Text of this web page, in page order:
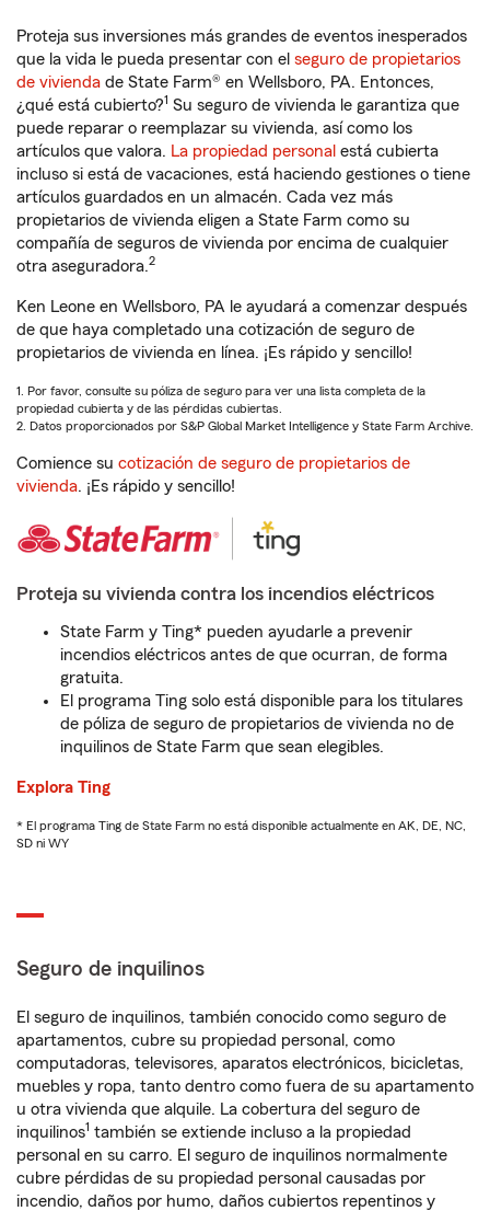
Proteja sus inversiones más grandes de eventos inesperados
que la vida le pueda presentar con el seguro de propietarios
de vivienda de State Farm® en Wellsboro, PA. Entonces,
¿qué está cubierto?1 Su seguro de vivienda le garantiza que
puede reparar o reemplazar su vivienda, así como los
artículos que valora. La propiedad personal está cubierta
incluso si está de vacaciones, está haciendo gestiones o tiene
artículos guardados en un almacén. Cada vez más
propietarios de vivienda eligen a State Farm como su
compañía de seguros de vivienda por encima de cualquier
otra aseguradora.2
Ken Leone en Wellsboro, PA le ayudará a comenzar después
de que haya completado una cotización de seguro de
propietarios de vivienda en línea. ¡Es rápido y sencillo!
1. Por favor, consulte su póliza de seguro para ver una lista completa de la
propiedad cubierta y de las pérdidas cubiertas.
2. Datos proporcionados por S&P Global Market Intelligence y State Farm Archive.
Comience su cotización de seguro de propietarios de
vivienda. ¡Es rápido y sencillo!
Proteja su vivienda contra los incendios eléctricos
State Farm y Ting* pueden ayudarle a prevenir
incendios eléctricos antes de que ocurran, de forma
gratuita.
El programa Ting solo está disponible para los titulares
de póliza de seguro de propietarios de vivienda no de
inquilinos de State Farm que sean elegibles.
Explora Ting
* El programa Ting de State Farm no está disponible actualmente en AK, DE, NC,
SD ni WY
Seguro de inquilinos
El seguro de inquilinos, también conocido como seguro de
apartamentos, cubre su propiedad personal, como
computadoras, televisores, aparatos electrónicos, bicicletas,
muebles y ropa, tanto dentro como fuera de su apartamento
u otra vivienda que alquile. La cobertura del seguro de
inquilinos1 también se extiende incluso a la propiedad
personal en su carro. El seguro de inquilinos normalmente
cubre pérdidas de su propiedad personal causadas por
incendio, daños por humo, daños cubiertos repentinos y